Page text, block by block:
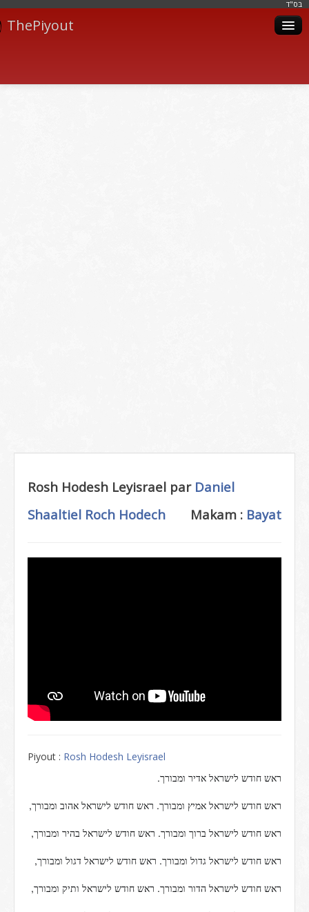
בּס"ד
ThePiyout
Rosh Hodesh Leyisrael par Daniel
Shaaltiel
Makam : Bayat
Roch Hodech
Piyout : Rosh Hodesh Leyisrael
ראש חודש לישראל אדיר ומבורך.
ראש חודש לישראל אמיץ ומבורך. ראש חודש לישראל אהוב ומבורך,
ראש חודש לישראל ברוך ומבורך. ראש חודש לישראל בהיר ומבורך,
ראש חודש לישראל גדול ומבורך. ראש חודש לישראל דגול ומבורך,
ראש חודש לישראל הדור ומבורך. ראש חודש לישראל ותיק ומבורך,